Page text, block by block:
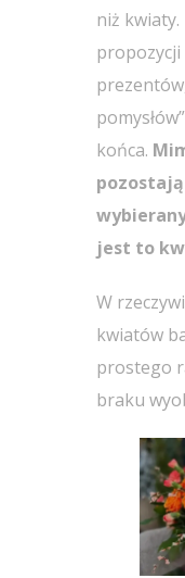
niż
końca.
jest to
W
kwiatów
prostego
braku